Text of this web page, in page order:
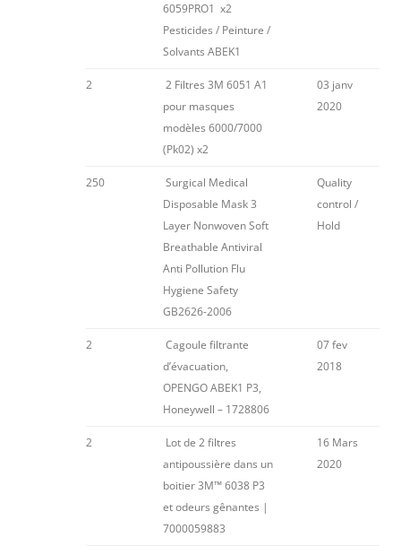
6059PRO1 x2
Pesticides / Peinture /
Solvants ABEK1
2
2 Filtres 3M 6051 A1
pour masques
modèles 6000/7000
(Pk02) x2
03 janv
2020
250
Surgical Medical
Disposable Mask 3
Layer Nonwoven Soft
Breathable Antiviral
Anti Pollution Flu
Hygiene Safety
GB2626-2006
Quality
control /
Hold
2
Cagoule filtrante
d’évacuation,
OPENGO ABEK1 P3,
Honeywell – 1728806
07 fev
2018
2
Lot de 2 filtres
antipoussière dans un
boitier 3M™ 6038 P3
et odeurs gênantes |
7000059883
16 Mars
2020